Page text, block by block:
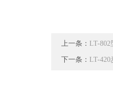
上一条： LT-
下一条： LT-